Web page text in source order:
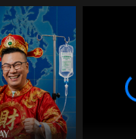
換功能，參與者換
意與視訊背景互
領域來賓一同挑
為最幽默、有趣
「臥底」，臥底